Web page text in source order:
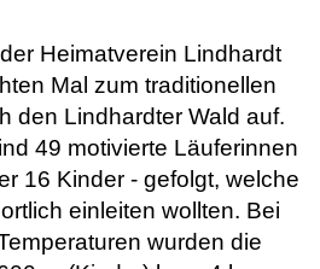
Heimatverein Lindhardt
Mal zum traditionellen
den Lindhardter Wald auf.
49 motivierte Läuferinnen
16 Kinder - gefolgt, welche
einleiten wollten. Bei
wurden die